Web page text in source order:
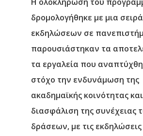
δρομολογήθηκε με μια σειρά
εκδηλώσεων σε
παρουσιάστηκαν τα
τα εργαλεία που
στόχο την ενδυνάμωση της
ακαδημαϊκής κοινότητας
διασφάλιση της συνέχειας
δράσεων, με τις